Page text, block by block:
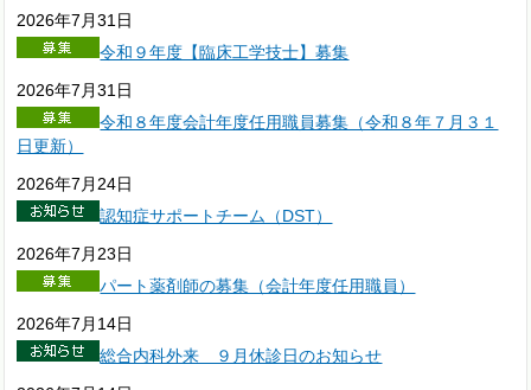
2026年7月31日
令和９年度【臨床工学技士】募集
2026年7月31日
令和８年度会計年度任用職員募集（令和８年７月３１
日更新）
2026年7月24日
認知症サポートチーム（DST）
2026年7月23日
パート薬剤師の募集（会計年度任用職員）
2026年7月14日
総合内科外来 ９月休診日のお知らせ